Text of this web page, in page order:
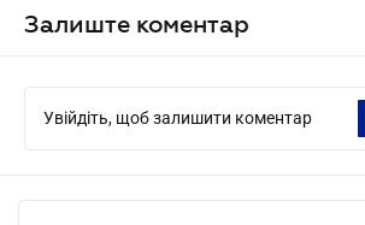
Залиште коментар
Увійдіть, щоб залишити коментар